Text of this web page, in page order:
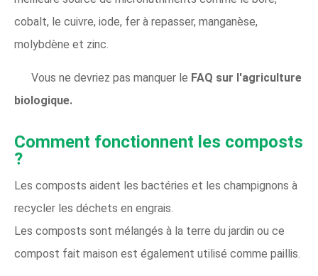
cobalt, le cuivre, iode, fer à repasser, manganèse,
molybdène et zinc.
Vous ne devriez pas manquer le FAQ sur l'agriculture
biologique.
Comment fonctionnent les composts
?
Les composts aident les bactéries et les champignons à
recycler les déchets en engrais.
Les composts sont mélangés à la terre du jardin ou ce
compost fait maison est également utilisé comme paillis.